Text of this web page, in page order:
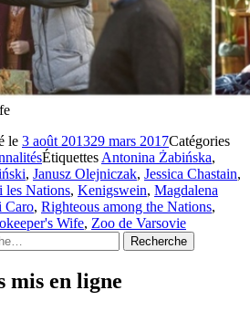
le 3 août 201329 mars 2017Catégories
ÉtiquettesAntonina Żabińska,
, Janusz Olejniczak, Jessica Chastain,
les Nations, Kenigswein, Magdalena
Caro, Righteous among the Nations,
Wife, Zoo de Varsovie
Recherche
mis en ligne